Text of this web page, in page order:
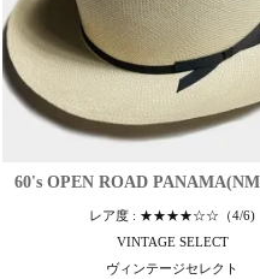
60's OPEN ROAD
レア度 : ★★★★☆☆（4/6)
VINTAGE SELECT
ヴィンテージセレクト